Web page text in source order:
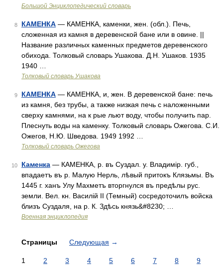
Большой Энциклопедический словарь
8 КАМЕНКА — КАМЕНКА, каменки, жен. (обл.). Печь,
сложенная из камня в деревенской бане или в овине. ||
Название различных каменных предметов деревенского
обихода. Толковый словарь Ушакова. Д.Н. Ушаков. 1935
1940 …
Толковый словарь Ушакова
9 КАМЕНКА — КАМЕНКА, и, жен. В деревенской бане: печь
из камня, без трубы, а также низкая печь с наложенными
сверху камнями, на к рые льют воду, чтобы получить пар.
Плеснуть воды на каменку. Толковый словарь Ожегова. С.И.
Ожегов, Н.Ю. Шведова. 1949 1992 …
Толковый словарь Ожегова
10 Каменка — КАМЕНКА, р. въ Суздал. у. Владимір. губ.,
впадаетъ въ р. Малую Нерль, лѣвый притокъ Клязьмы. Въ
1445 г. ханъ Улу Махметъ вторгнулся въ предѣлы рус.
земли. Вел. кн. Василій II (Темный) сосредоточилъ войска
близъ Суздаля, на р. К. Здѣсь князь&#8230; …
Военная энциклопедия
Страницы Следующая →
1 2 3 4 5 6 7 8
9